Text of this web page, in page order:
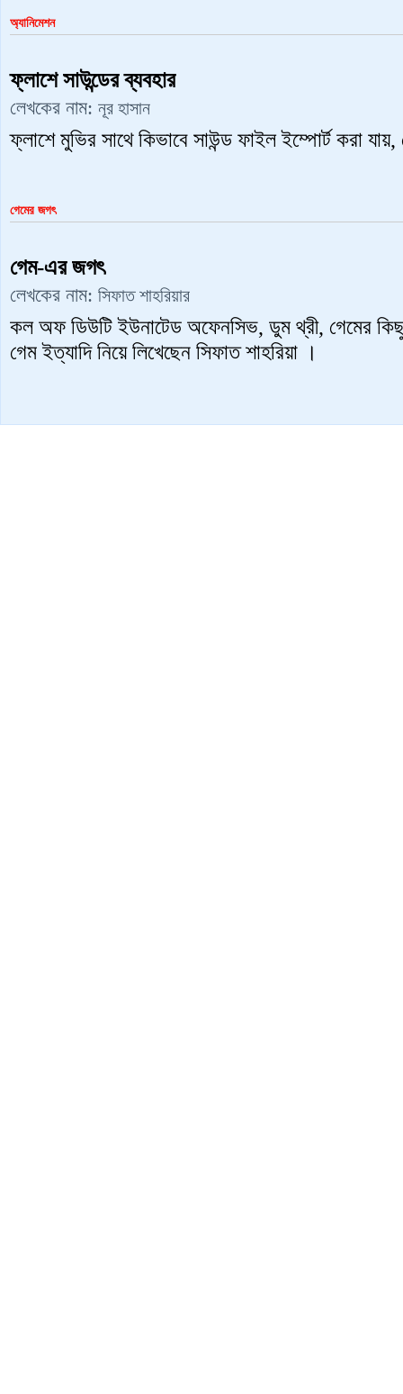
অ্যানিমেশন
ফ্লাশে সাউন্ডের ব্যবহার
লেখকের নাম: নূর হাসান
ফ্লাশে মুভির সাথে কিভাবে সাউন্ড ফাইল ইম্পোর্ট করা যায়,
গেমের জগৎ
গেম-এর জগৎ
লেখকের নাম: সিফাত শাহরিয়ার
কল অফ ডিউটি ইউনাটেড অফেনসিভ, ডুম থ্রী, গেমের
গেম ইত্যাদি নিয়ে লিখেছেন সিফাত শাহরিয়া ।